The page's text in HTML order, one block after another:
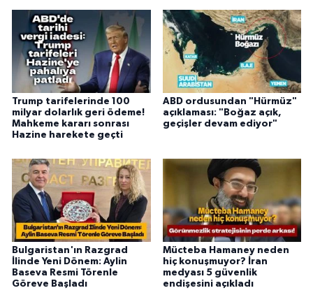
Trump tarifelerinde 100
milyar dolarlık geri ödeme!
Mahkeme kararı sonrası
Hazine harekete geçti
ABD ordusundan "Hürmüz"
açıklaması: "Boğaz açık,
geçişler devam ediyor"
Bulgaristan'ın Razgrad
İlinde Yeni Dönem: Aylin
Baseva Resmi Törenle
Göreve Başladı
Mücteba Hamaney neden
hiç konuşmuyor? İran
medyası 5 güvenlik
endişesini açıkladı